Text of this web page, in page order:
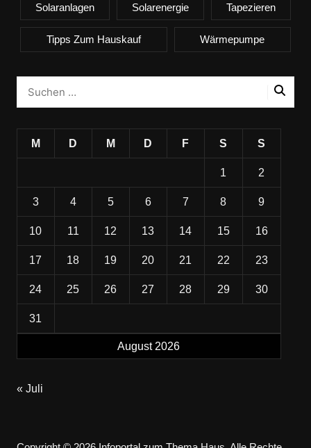
Solaranlagen Solarenergie Tapezieren
Tipps Zum Hauskauf Wärmepumpe
August 2026
M D M D F S S
1 2
3 4 5 6 7 8 9
10 11 12 13 14 15 16
17 18 19 20 21 22 23
24 25 26 27 28 29 30
31
« Juli